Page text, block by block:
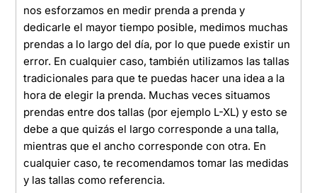
nos esforzamos en medir prenda a prenda y
dedicarle el mayor tiempo posible, medimos muchas
prendas a lo largo del día, por lo que puede existir un
error. En cualquier caso, también utilizamos las tallas
tradicionales para que te puedas hacer una idea a la
hora de elegir la prenda. Muchas veces situamos
prendas entre dos tallas (por ejemplo L-XL) y esto se
debe a que quizás el largo corresponde a una talla,
mientras que el ancho corresponde con otra. En
cualquier caso, te recomendamos tomar las medidas
y las tallas como referencia.